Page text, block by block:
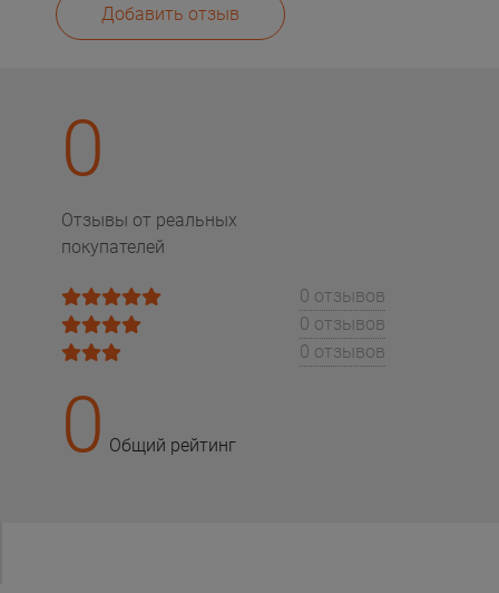
Добавить отзыв
0
Отзывы от реальных
покупателей
0 отзывов
0 отзывов
0 отзывов
0 Общий рейтинг